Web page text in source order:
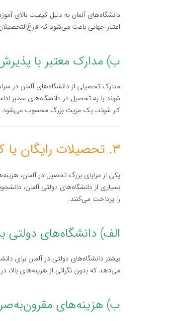
اعتبار جهانی باعث می‌شود که
ب) مدارک معتبر با
مدارک تحصیلی از دانشگاه‌های آلمان در
شوند یا به تحصیل در دانشگاه‌های معتبر
کار شوند، یک مزیت بزرگ محسوب می‌شود.
۳. تحصیلات رایگان یا کم‌هزینه در دانشگاه‌های دولتی
یکی از مزایای بزرگ تحصیل در آلمان،
بسیاری از دانشگاه‌های دولتی آلمان،
را پرداخت می‌کنند.
الف) دانشگاه‌های دولتی
بیشتر دانشگاه‌های دولتی در آلمان برای
می‌دهد که بدون نگرانی از هزینه‌های
ب) هزینه‌های